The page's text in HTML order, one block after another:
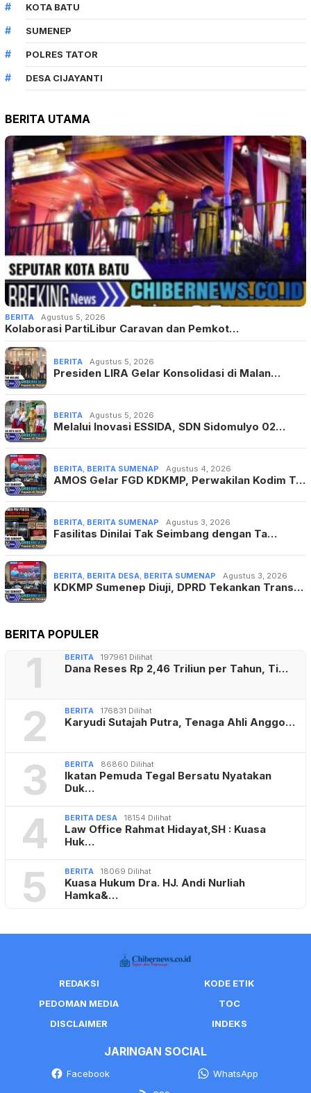
KOTA BATU
SUMENEP
POLRES TATOR
DESA CIJAYANTI
BERITA UTAMA
BERITA Agustus 5, 2026
Kolaborasi PartiLibur Caravan dan Pemkot…
BERITA Agustus 5, 2026
Presiden LIRA Gelar Konsolidasi di Malan…
BERITA Agustus 5, 2026
Melalui Inovasi ESSIDA, SDN Sidomulyo 02…
BERITA BERITA SUMENAP Agustus 4, 2026
AMOS Gelar FGD KDKMP, Perwakilan Kodim T…
BERITA BERITA SUMENAP Agustus 3, 2026
Fasilitas Dinilai Tak Seimbang dengan Ta…
BERITA BERITA DESA BERITA SUMENAP Agustus 3, 2026
KDKMP Sumenep Diuji, DPRD Tekankan Trans…
BERITA POPULER
1 BERITA 197961 Dilihat
Dana Reses Rp 2,46 Triliun per Tahun, Ti…
2 BERITA 176831 Dilihat
Karyudi Sutajah Putra, Tenaga Ahli Anggo…
3 BERITA 86860 Dilihat
Ikatan Pemuda Tegal Bersatu Nyatakan
Duk…
4 BERITA DESA 18154 Dilihat
Law Office Rahmat Hidayat,SH : Kuasa
Huk…
5 BERITA 18069 Dilihat
Kuasa Hukum Dra. HJ. Andi Nurliah
Hamka&…
REDAKSI
KODE ETIK
PEDOMAN MEDIA
TOC
DISCLAIMER
INDEKS
JARINGAN SOCIAL
Facebook
WhatsApp